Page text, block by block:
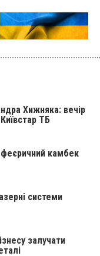
Хижняка: вечір
ТБ
камбек
системи
залучати